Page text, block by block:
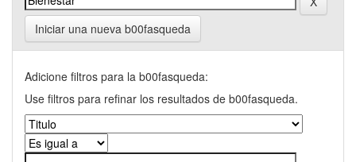
Iniciar una nueva b00fasqueda
Adicione filtros para la b00fasqueda:
Use filtros para refinar los resultados de b00fasqueda.